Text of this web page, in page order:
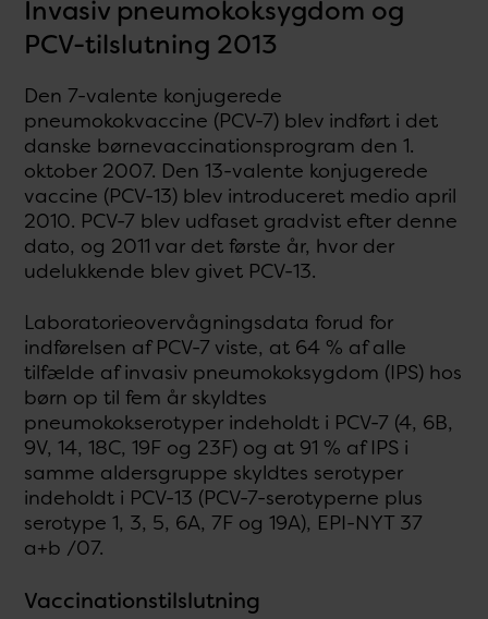
Invasiv pneumokoksygdom og
PCV-tilslutning 2013
Den 7-valente konjugerede
pneumokokvaccine (PCV-7) blev indført i det
danske børnevaccinationsprogram den 1.
oktober 2007. Den 13-valente konjugerede
vaccine (PCV-13) blev introduceret medio april
2010. PCV-7 blev udfaset gradvist efter denne
dato, og 2011 var det første år, hvor der
udelukkende blev givet PCV-13.
Laboratorieovervågningsdata forud for
indførelsen af PCV-7 viste, at 64 % af alle
tilfælde af invasiv pneumokoksygdom (IPS) hos
børn op til fem år skyldtes
pneumokokserotyper indeholdt i PCV-7 (4, 6B,
9V, 14, 18C, 19F og 23F) og at 91 % af IPS i
samme aldersgruppe skyldtes serotyper
indeholdt i PCV-13 (PCV-7-serotyperne plus
serotype 1, 3, 5, 6A, 7F og 19A), EPI-NYT 37
a+b /07.
Vaccinationstilslutning